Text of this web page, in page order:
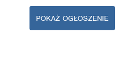
POKAŻ OGŁOSZENIE